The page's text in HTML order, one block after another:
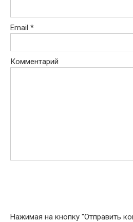
Email *
Комментарий
Нажимая на кнопку "Отправить